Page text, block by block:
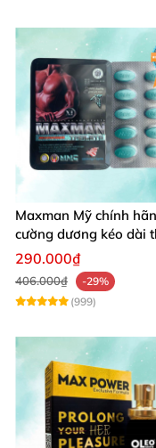
Maxman Mỹ chính
cường dương kéo dài
gian chống xuất tinh
290.000₫
406.000₫
-29%
(999)